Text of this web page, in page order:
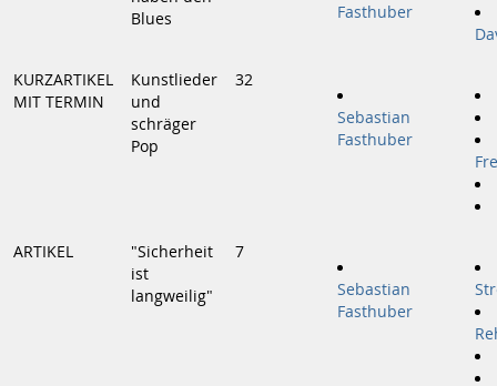
Blues
Fasthuber
KURZARTIKEL
MIT TERMIN
Kunstlieder
und
schräger
Pop
32
Sebastian
Fasthuber
ARTIKEL
"Sicherheit
ist
langweilig"
7
Sebastian
Fasthuber